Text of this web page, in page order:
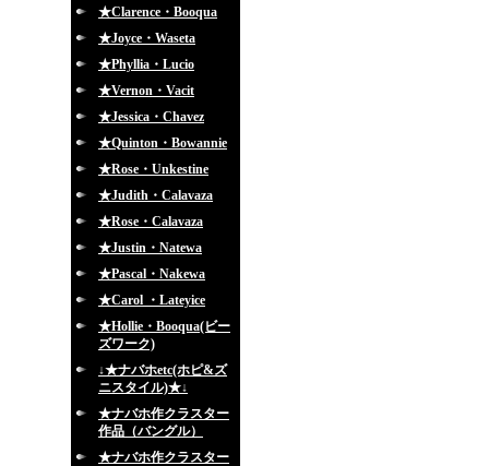
★Clarence・Booqua
★Joyce・Waseta
★Phyllia・Lucio
★Vernon・Vacit
★Jessica・Chavez
★Quinton・Bowannie
★Rose・Unkestine
★Judith・Calavaza
★Rose・Calavaza
★Justin・Natewa
★Pascal・Nakewa
★Carol ・Lateyice
★Hollie・Booqua(ビー
ズワーク)
↓★ナバホetc(ホピ&ズ
ニスタイル)★↓
★ナバホ作クラスター
作品（バングル）
★ナバホ作クラスター